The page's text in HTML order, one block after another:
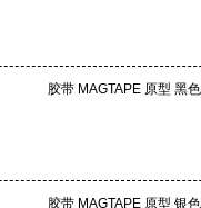
胶带 MAGTAPE 原型 黑色
胶带 MAGTAPE 原型 银色